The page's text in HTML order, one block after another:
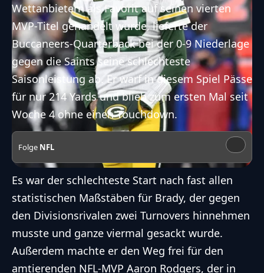
Wettanbietern als Favorit auf seinen vierten
MVP-Titel gehandelt wurde, lieferte der
Buccaneers-Quarterback bei der 0-9 Niederlage
gegen die Saints seine schlechteste
Saisonleistung ab. Er warf in diesem Spiel Pässe
für nur 214 Yards und blieb zum ersten Mal seit
Woche 4 ohne einen Touchdown.
Folge NFL
Es war der schlechteste Start nach fast allen
statistischen Maßstäben für Brady, der gegen
den Divisionsrivalen zwei Turnovers hinnehmen
musste und ganze viermal gesackt wurde.
Außerdem machte er den Weg frei für den
amtierenden NFL-MVP Aaron Rodgers, der in